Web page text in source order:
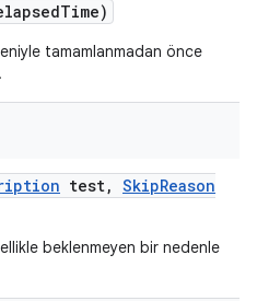
Time)
tamamlanmadan önce
test, SkipReason
beklenmeyen bir nedenle